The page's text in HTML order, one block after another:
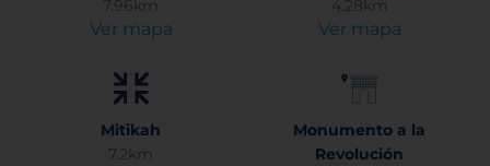
7.96km
Ver mapa
4.28km
Ver mapa
Mitikah
7.2km
Monumento a la
Revolución